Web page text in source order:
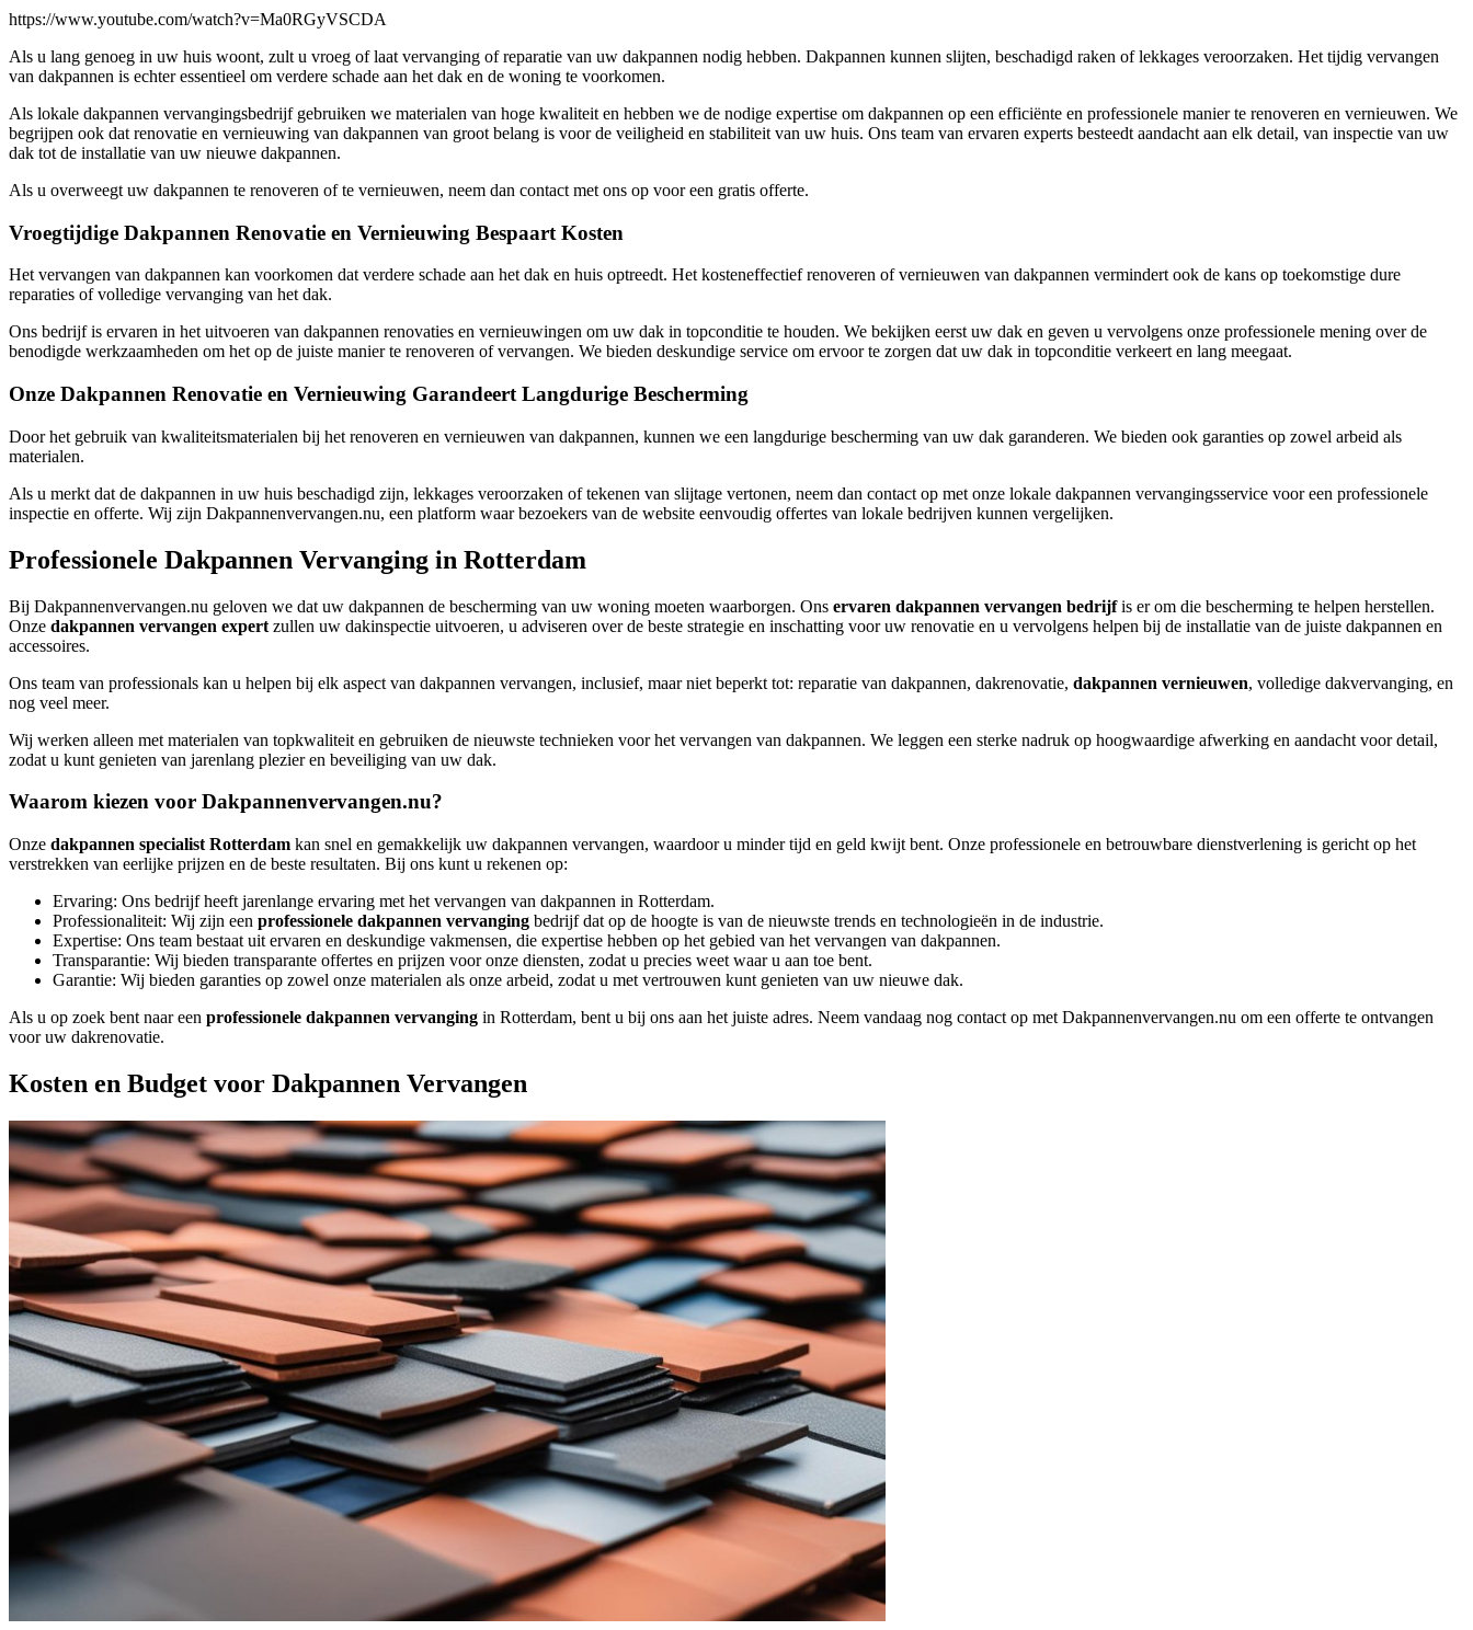
https://www.youtube.com/watch?v=Ma0RGyVSCDA
Als u lang genoeg in uw huis woont, zult u vroeg of laat vervanging of reparatie van uw dakpannen nodig hebben. Dakpannen kunnen slijten, beschadigd raken of lekkages veroorzaken. Het tijdig vervangen
van dakpannen is echter essentieel om verdere schade aan het dak en de woning te voorkomen.
Als lokale dakpannen vervangingsbedrijf gebruiken we materialen van hoge kwaliteit en hebben we de nodige expertise om dakpannen op een efficiënte en professionele manier te renoveren en vernieuwen. We
begrijpen ook dat renovatie en vernieuwing van dakpannen van groot belang is voor de veiligheid en stabiliteit van uw huis. Ons team van ervaren experts besteedt aandacht aan elk detail, van inspectie van uw
dak tot de installatie van uw nieuwe dakpannen.
Als u overweegt uw dakpannen te renoveren of te vernieuwen, neem dan contact met ons op voor een gratis offerte.
Vroegtijdige Dakpannen Renovatie en Vernieuwing Bespaart Kosten
Het vervangen van dakpannen kan voorkomen dat verdere schade aan het dak en huis optreedt. Het kosteneffectief renoveren of vernieuwen van dakpannen vermindert ook de kans op toekomstige dure
reparaties of volledige vervanging van het dak.
Ons bedrijf is ervaren in het uitvoeren van dakpannen renovaties en vernieuwingen om uw dak in topconditie te houden. We bekijken eerst uw dak en geven u vervolgens onze professionele mening over de
benodigde werkzaamheden om het op de juiste manier te renoveren of vervangen. We bieden deskundige service om ervoor te zorgen dat uw dak in topconditie verkeert en lang meegaat.
Onze Dakpannen Renovatie en Vernieuwing Garandeert Langdurige Bescherming
Door het gebruik van kwaliteitsmaterialen bij het renoveren en vernieuwen van dakpannen, kunnen we een langdurige bescherming van uw dak garanderen. We bieden ook garanties op zowel arbeid als
materialen.
Als u merkt dat de dakpannen in uw huis beschadigd zijn, lekkages veroorzaken of tekenen van slijtage vertonen, neem dan contact op met onze lokale dakpannen vervangingsservice voor een professionele
inspectie en offerte. Wij zijn Dakpannenvervangen.nu, een platform waar bezoekers van de website eenvoudig offertes van lokale bedrijven kunnen vergelijken.
Professionele Dakpannen Vervanging in Rotterdam
Bij Dakpannenvervangen.nu geloven we dat uw dakpannen de bescherming van uw woning moeten waarborgen. Ons ervaren dakpannen vervangen bedrijfis er om die bescherming te helpen herstellen.
Onze dakpannen vervangen expert zullen uw dakinspectie uitvoeren, u adviseren over de beste strategie en inschatting voor uw renovatie en u vervolgens helpen bij de installatie van de juiste dakpannen en
accessoires.
Ons team van professionals kan u helpen bij elk aspect van dakpannen vervangen, inclusief, maar niet beperkt tot: reparatie van dakpannen, dakrenovatie, dakpannen vernieuwen, volledige dakvervanging, en
nog veel meer.
Wij werken alleen met materialen van topkwaliteit en gebruiken de nieuwste technieken voor het vervangen van dakpannen. We leggen een sterke nadruk op hoogwaardige afwerking en aandacht voor detail,
zodat u kunt genieten van jarenlang plezier en beveiliging van uw dak.
Waarom kiezen voor Dakpannenvervangen.nu?
Onze dakpannen specialist Rotterdam kan snel en gemakkelijk uw dakpannen vervangen, waardoor u minder tijd en geld kwijt bent. Onze professionele en betrouwbare dienstverlening is gericht op het
verstrekken van eerlijke prijzen en de beste resultaten. Bij ons kunt u rekenen op:
Ervaring: Ons bedrijf heeft jarenlange ervaring met het vervangen van dakpannen in Rotterdam.
Professionaliteit: Wij zijn een professionele dakpannen vervanging bedrijf dat op de hoogte is van de nieuwste trends en technologieën in de industrie.
Expertise: Ons team bestaat uit ervaren en deskundige vakmensen, die expertise hebben op het gebied van het vervangen van dakpannen.
Transparantie: Wij bieden transparante offertes en prijzen voor onze diensten, zodat u precies weet waar u aan toe bent.
Garantie: Wij bieden garanties op zowel onze materialen als onze arbeid, zodat u met vertrouwen kunt genieten van uw nieuwe dak.
Als u op zoek bent naar een professionele dakpannen vervanging in Rotterdam, bent u bij ons aan het juiste adres. Neem vandaag nog contact op met Dakpannenvervangen.nu om een offerte te ontvangen
voor uw dakrenovatie.
Kosten en Budget voor Dakpannen Vervangen